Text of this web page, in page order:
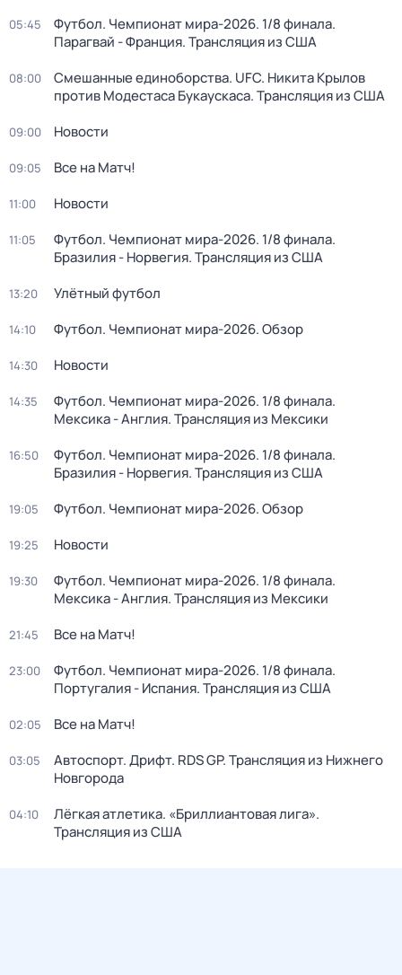
05:45
Футбол. Чемпионат мира-2026. 1/8 финала.
Парагвай - Франция. Трансляция из США
08:00
Смешанные единоборства. UFC. Никита Крылов
против Модестаса Букаускаса. Трансляция из США
09:00 Новости
09:05 Все на Матч!
11:00 Новости
11:05
Футбол. Чемпионат мира-2026. 1/8 финала.
Бразилия - Норвегия. Трансляция из США
13:20 Улётный футбол
14:10 Футбол. Чемпионат мира-2026. Обзор
14:30 Новости
14:35
Футбол. Чемпионат мира-2026. 1/8 финала.
Мексика - Англия. Трансляция из Мексики
16:50
Футбол. Чемпионат мира-2026. 1/8 финала.
Бразилия - Норвегия. Трансляция из США
19:05 Футбол. Чемпионат мира-2026. Обзор
19:25 Новости
19:30
Футбол. Чемпионат мира-2026. 1/8 финала.
Мексика - Англия. Трансляция из Мексики
21:45 Все на Матч!
23:00
Футбол. Чемпионат мира-2026. 1/8 финала.
Португалия - Испания. Трансляция из США
02:05 Все на Матч!
03:05
Автоспорт. Дрифт. RDS GP. Трансляция из Нижнего
Новгорода
04:10
Лёгкая атлетика. «Бриллиантовая лига».
Трансляция из США